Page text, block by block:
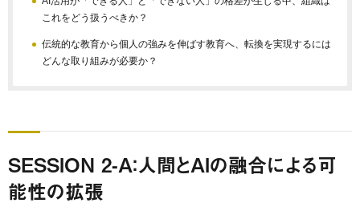
これをどう扱うべきか？
伝統的な教育から個人の強みを伸ばす教育へ、転換を実現するには
どんな取り組みが必要か？
SESSION 2-A：人間とAIの融合による可
能性の拡張